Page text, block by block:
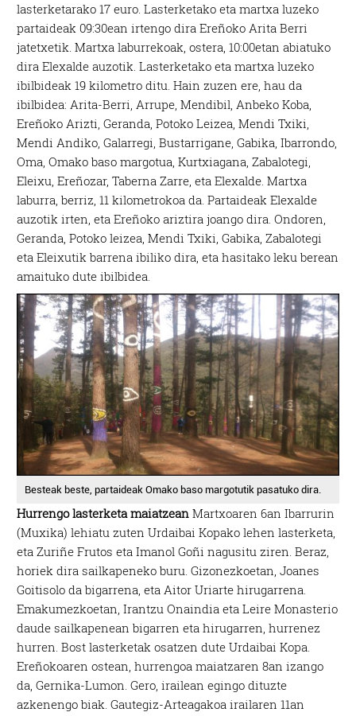
lasterketarako 17 euro. Lasterketako eta martxa luzeko
partaideak 09:30ean irtengo dira Ereñoko Arita Berri
jatetxetik. Martxa laburrekoak, ostera, 10:00etan abiatuko
dira Elexalde auzotik. Lasterketako eta martxa luzeko
ibilbideak 19 kilometro ditu. Hain zuzen ere, hau da
ibilbidea: Arita-Berri, Arrupe, Mendibil, Anbeko Koba,
Ereñoko Arizti, Geranda, Potoko Leizea, Mendi Txiki,
Mendi Andiko, Galarregi, Bustarrigane, Gabika, Ibarrondo,
Oma, Omako baso margotua, Kurtxiagana, Zabalotegi,
Eleixu, Ereñozar, Taberna Zarre, eta Elexalde. Martxa
laburra, berriz, 11 kilometrokoa da. Partaideak Elexalde
auzotik irten, eta Ereñoko ariztira joango dira. Ondoren,
Geranda, Potoko leizea, Mendi Txiki, Gabika, Zabalotegi
eta Eleixutik barrena ibiliko dira, eta hasitako leku berean
amaituko dute ibilbidea.
Besteak beste, partaideak Omako baso margotutik pasatuko dira.
Hurrengo lasterketa maiatzean Martxoaren 6an Ibarrurin
(Muxika) lehiatu zuten Urdaibai Kopako lehen lasterketa,
eta Zuriñe Frutos eta Imanol Goñi nagusitu ziren. Beraz,
horiek dira sailkapeneko buru. Gizonezkoetan, Joanes
Goitisolo da bigarrena, eta Aitor Uriarte hirugarrena.
Emakumezkoetan, Irantzu Onaindia eta Leire Monasterio
daude sailkapenean bigarren eta hirugarren, hurrenez
hurren. Bost lasterketak osatzen dute Urdaibai Kopa.
Ereñokoaren ostean, hurrengoa maiatzaren 8an izango
da, Gernika-Lumon. Gero, irailean egingo dituzte
azkenengo biak. Gautegiz-Arteagakoa irailaren 11an